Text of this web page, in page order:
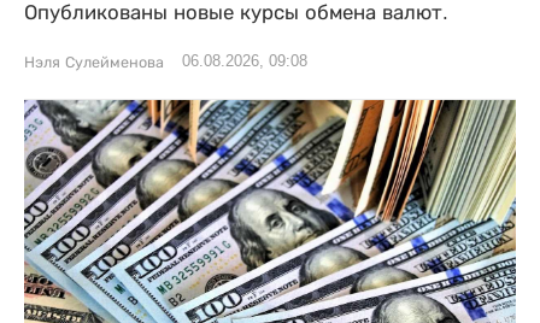
Опубликованы новые курсы обмена валют.
Нэля Сулейменова 06.08.2026, 09:08